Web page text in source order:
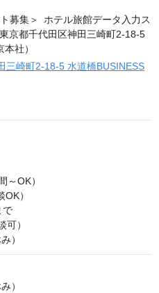
崎町2-18-5 水道橋BUSINESS
～OK）
）
で
）
）
）